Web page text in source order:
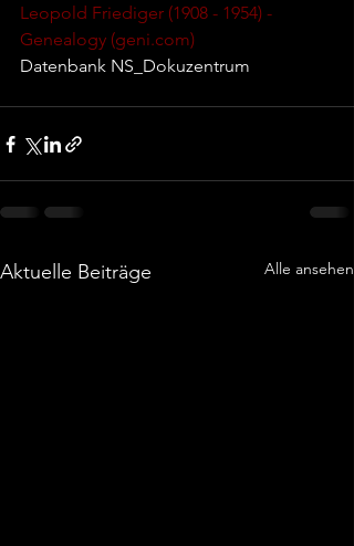
Leopold Friediger (1908 - 1954) -
Genealogy (geni.com)
Datenbank NS_Dokuzentrum
Aktuelle Beiträge Alle ansehen